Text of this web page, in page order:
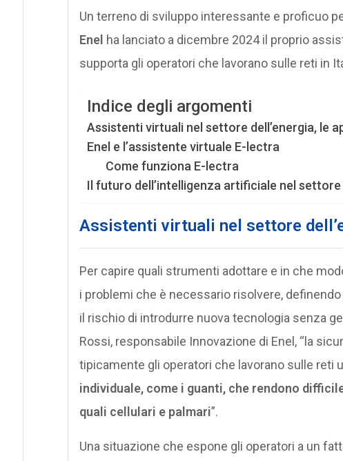
Un terreno di sviluppo interessante e proficuo
Enel ha lanciato a dicembre 2024 il proprio
supporta gli operatori che lavorano sulle reti in
Indice degli argomenti
Assistenti virtuali nel settore dell’energia, le
Enel e l’assistente virtuale E-lectra
Come funziona E-lectra
Il futuro dell’intelligenza artificiale nel settore
Assistenti virtuali nel settore
Per capire quali strumenti adottare e in che
i problemi che è necessario risolvere,
il rischio di introdurre nuova tecnologia senza
Rossi, responsabile Innovazione di Enel, “la
tipicamente gli operatori che lavorano sulle reti
individuale, come i guanti, che rendono
quali cellulari e palmari”.
Una situazione che espone gli operatori a un